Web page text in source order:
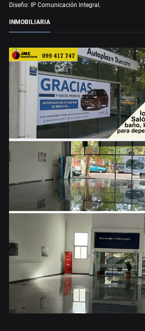
Diseño: IP Comunicación Integral.
INMOBILIARIA